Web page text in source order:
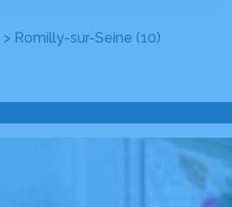
> Romilly-sur-Seine (10)